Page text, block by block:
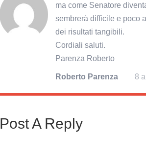
ma come Senatore
sembrerà difficile e poco
dei risultati tangibili.
Cordiali saluti.
Parenza Roberto
Roberto Parenza 8
Post A Reply